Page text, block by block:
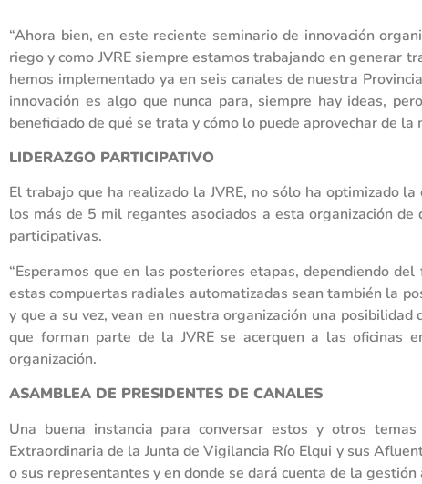
“Ahora bien, en este reciente seminario de innovación
riego y como JVRE siempre estamos trabajando en generar
hemos implementado ya en seis canales de nuestra
innovación es algo que nunca para, siempre hay ideas,
beneficiado de qué se trata y cómo lo puede aprovechar de
LIDERAZGO PARTICIPATIVO
El trabajo que ha realizado la JVRE, no sólo ha optimizado
los más de 5 mil regantes asociados a esta organización
participativas.
“Esperamos que en las posteriores etapas, dependiendo
estas compuertas radiales automatizadas sean también la
y que a su vez, vean en nuestra organización una
que forman parte de la JVRE se acerquen a las oficinas
organización.
ASAMBLEA DE PRESIDENTES DE CANALES
Una buena instancia para conversar estos y otros
Extraordinaria de la Junta de Vigilancia Río Elqui y sus
o sus representantes y en donde se dará cuenta de la